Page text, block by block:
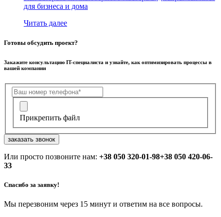
для бизнеса и дома
Читать далее
Готовы обсудить проект?
Закажите консультацию IT-специалиста и узнайте, как оптимизировать процессы в
вашей компании
Прикрепить файл
заказать звонок
Или просто позвоните нам: +38 050 320-01-98+38 050 420-06-
33
Спасибо за заявку!
Мы перезвоним через 15 минут и ответим на все вопросы.